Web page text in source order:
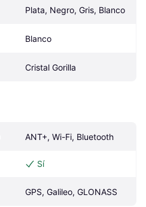
Plata, Negro, Gris, Blanco
Blanco
Cristal Gorilla
ANT+, Wi-Fi, Bluetooth
Sí
GPS, Galileo, GLONASS